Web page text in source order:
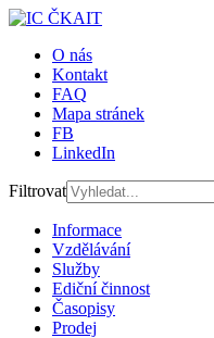
O nás
Kontakt
FAQ
Mapa stránek
FB
LinkedIn
Filtrovat
Informace
Vzdělávání
Služby
Ediční činnost
Časopisy
Prodej